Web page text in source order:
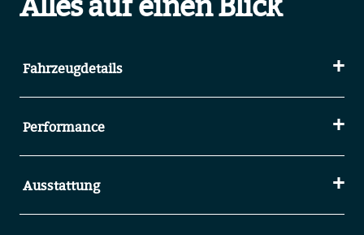
Fahrzeugdetails
Performance
Ausstattung